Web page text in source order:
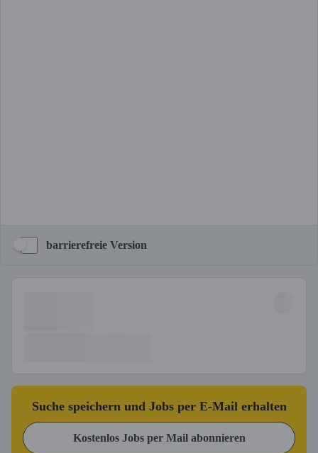
barrierefreie Version
Suche speichern und Jobs per E-Mail erhalten
Kostenlos Jobs per Mail abonnieren